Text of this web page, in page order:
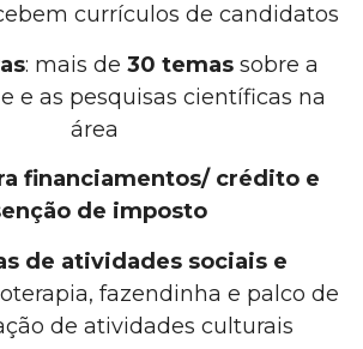
currículos de candidatos
: mais de 30 temassobre a
e as pesquisas científicas na
área
financiamentos/ crédito e
de imposto
de atividades sociais e
fazendinha e palco de
de atividades culturais